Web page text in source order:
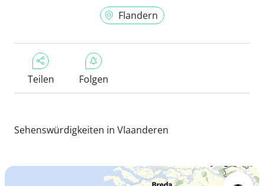
Flandern
Teilen Folgen
Sehenswürdigkeiten in Vlaanderen